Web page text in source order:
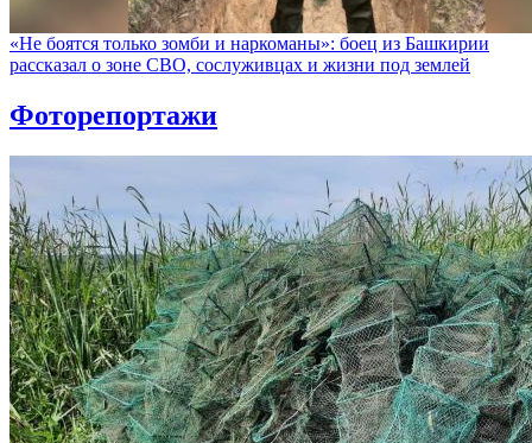
«Не боятся только зомби и наркоманы»: боец из Башкирии
рассказал о зоне СВО, сослуживцах и жизни под землей
Фоторепортажи